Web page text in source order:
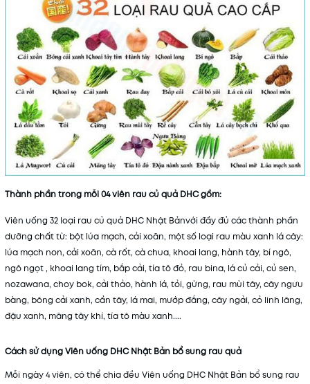
Thành phần trong mỗi 04 viên rau củ quả DHC gồm:
Viên uống 32 loại rau củ quả DHC Nhật Bảnvới đầy đủ các thành phần
dưỡng chất từ: bột lúa mạch, cải xoăn, một số loại rau màu xanh lá cây:
lúa mạch non, cải xoăn, cà rốt, cà chua, khoai lang, hành tây, bí ngô,
ngô ngọt , khoai lang tím, bắp cải, tía tô đỏ, rau bina, lá củ cải, củ sen,
nozawana, choy bok, cải thảo, hành lá, tỏi, gừng, rau mùi tây, cây ngưu
bàng, bông cải xanh, cần tây, lá mai, mướp đắng, cây ngải, cỏ linh lăng,
đậu xanh, măng tây khí, tía tô màu xanh....
Cách sử dụng Viên uống DHC Nhật Bản bổ sung rau quả
Mỗi ngày 4 viên, có thể chia đều Viên uống DHC Nhật Bản bổ sung rau